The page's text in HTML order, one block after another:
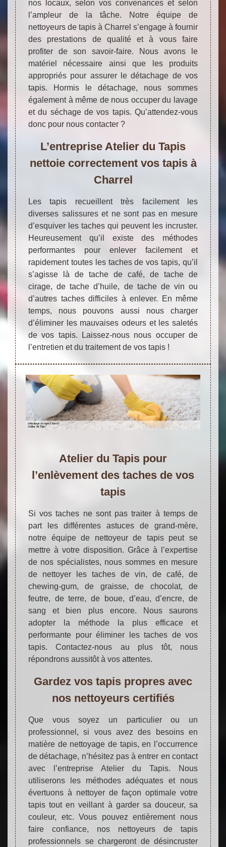
nos locaux, selon vos convenances et selon
l’ampleur de la tâche. Notre équipe de
nettoyeurs de tapis à Charrel s’engage à fournir
des prestations de qualité et à vous faire
profiter de son savoir-faire. Nous avons le
matériel nécessaire ainsi que les produits
appropriés pour assurer le détachage de vos
tapis. Hormis le détachage, nous sommes
également à même de nous occuper du lavage
et du séchage de vos tapis. Qu’attendez-vous
donc pour nous contacter ?
L’entreprise Atelier du Tapis
nettoie correctement vos tapis à
Charrel
Les tapis recueillent très facilement les
diverses salissures et ne sont pas en mesure
d’esquiver les taches qui peuvent les incruster.
Heureusement qu’il existe des méthodes
performantes pour enlever facilement et
rapidement toutes les taches de vos tapis, qu’il
s’agisse là de tache de café, de tache de
cirage, de tache d’huile, de tache de vin ou
d’autres taches difficiles à enlever. En même
temps, nous pouvons aussi nous charger
d’éliminer les mauvaises odeurs et les saletés
de vos tapis. Laissez-nous nous occuper de
l’entretien et du traitement de vos tapis !
Atelier du Tapis pour
l’enlèvement des taches de vos
tapis
Si vos taches ne sont pas traiter à temps de
part les différentes astuces de grand-mère,
notre équipe de nettoyeur de tapis peut se
mettre à votre disposition. Grâce à l’expertise
de nos spécialistes, nous sommes en mesure
de nettoyer les taches de vin, de café, de
chewing-gum, de graisse, de chocolat, de
feutre, de terre, de boue, d’eau, d’encre, de
sang et bien plus encore. Nous saurons
adopter la méthode la plus efficace et
performante pour éliminer les taches de vos
tapis. Contactez-nous au plus tôt, nous
répondrons aussitôt à vos attentes.
Gardez vos tapis propres avec
nos nettoyeurs certifiés
Que vous soyez un particulier ou un
professionnel, si vous avez des besoins en
matière de nettoyage de tapis, en l’occurrence
de détachage, n’hésitez pas à entrer en contact
avec l’entreprise Atelier du Tapis. Nous
utiliserons les méthodes adéquates et nous
évertuons à nettoyer de façon optimale votre
tapis tout en veillant à garder sa douceur, sa
couleur, etc. Vous pouvez entièrement nous
faire confiance, nos nettoyeurs de tapis
professionnels se chargeront de désincruster